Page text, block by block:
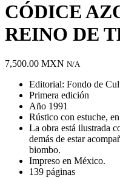
CÓDICE
REINO DE
7,500.00 MXN N/A
Editorial: Fondo de
Primera edición
Año 1991
Rústico con estuche,
La obra está ilustrada
demás de estar
biombo.
Impreso en México.
139 páginas